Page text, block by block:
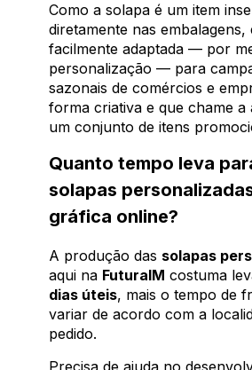
Como a solapa é um item
diretamente nas embalagens,
facilmente adaptada — por
personalização — para
sazonais de comércios e
forma criativa e que chame a
um conjunto de itens
Quanto tempo leva
solapas
gráfica online?
A produção das solapas
aqui na FuturaIM costuma
dias úteis, mais o tempo de
variar de acordo com a
pedido.